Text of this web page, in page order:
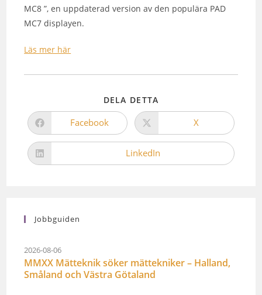
MC8 ”, en uppdaterad version av den populära PAD
MC7 displayen.
Läs mer här
DELA DETTA
Facebook X
LinkedIn
Jobbguiden
2026-08-06
MMXX Mätteknik söker mättekniker – Halland,
Småland och Västra Götaland